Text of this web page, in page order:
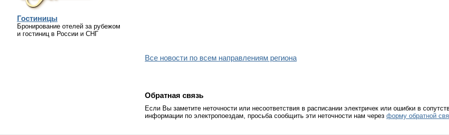
Гостиницы
Бронирование отелей за рубежом
и гостиниц в России и СНГ
Все новости по всем направлениям региона
Обратная связь
Если Вы заметите неточности или несоответствия в расписании электричек или ошибки в
информации по электропоездам, просьба сообщить эти неточности нам через форму обратной